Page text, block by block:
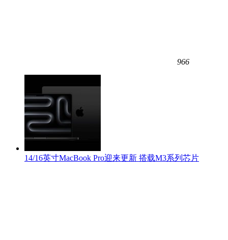
966
14/16英寸MacBook Pro迎来更新 搭载M3系列芯片